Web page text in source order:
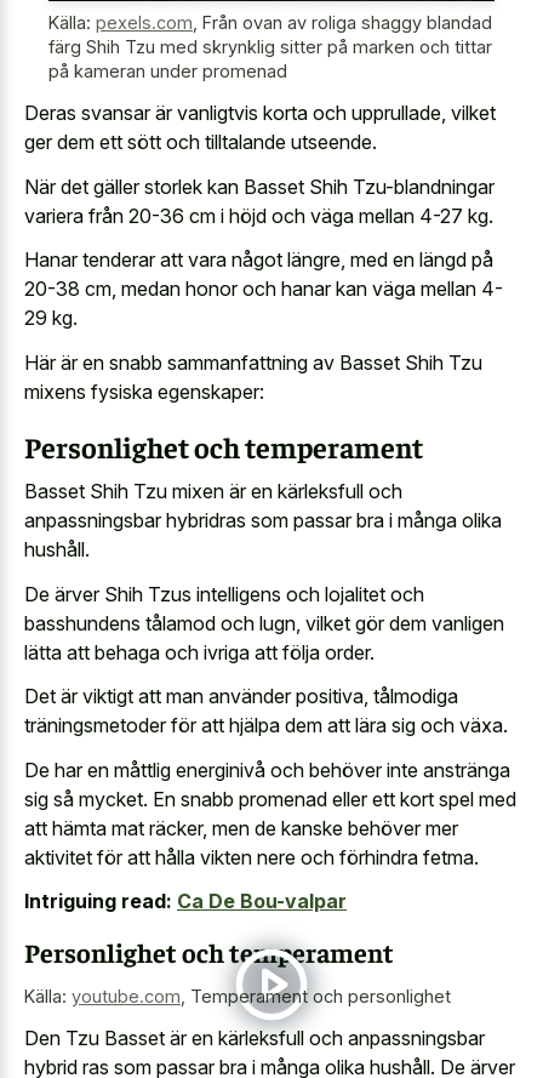
Källa: pexels.com Från ovan av roliga shaggy blandad
färg Shih Tzu med skrynklig sitter på marken och tittar
på kameran under promenad
Deras svansar är vanligtvis korta och upprullade, vilket
ger dem ett sött och tilltalande utseende.
När det gäller storlek kan Basset Shih Tzu-blandningar
variera från 20-36 cm i höjd och väga mellan 4-27 kg.
Hanar tenderar att vara något längre, med en längd på
20-38 cm, medan honor och hanar kan väga mellan 4-
29 kg.
Här är en snabb sammanfattning av Basset Shih Tzu
mixens fysiska egenskaper:
Personlighet och temperament
Basset Shih Tzu mixen är en kärleksfull och
anpassningsbar hybridras som passar bra i många olika
hushåll.
De ärver Shih Tzus intelligens och lojalitet och
basshundens tålamod och lugn, vilket gör dem vanligen
lätta att behaga och ivriga att följa order.
Det är viktigt att man använder positiva, tålmodiga
träningsmetoder för att hjälpa dem att lära sig och växa.
De har en måttlig energinivå och behöver inte anstränga
sig så mycket. En snabb promenad eller ett kort spel med
att hämta mat räcker, men de kanske behöver mer
aktivitet för att hålla vikten nere och förhindra fetma.
Intriguing read: Ca De Bou-valpar
Personlighet och temperament
Källa: youtube.com Temperament och personlighet
Den Tzu Basset är en kärleksfull och anpassningsbar
hybrid ras som passar bra i många olika hushåll. De ärver